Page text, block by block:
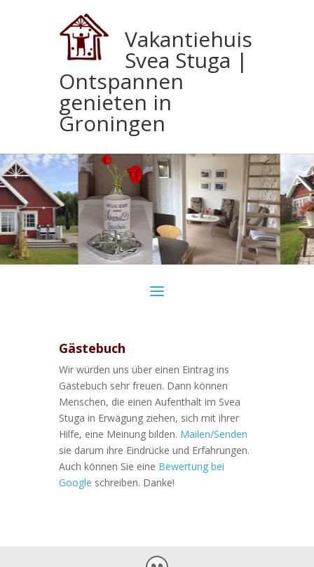
Vakantiehuis
Svea Stuga |
Ontspannen
genieten in
Groningen
Gästebuch
Wir würden uns über einen Eintrag ins
Gästebuch sehr freuen. Dann können
Menschen, die einen Aufenthalt im Svea
Stuga in Erwägung ziehen, sich mit ihrer
Hilfe, eine Meinung bilden. Mailen/Senden
sie darum ihre Eindrücke und Erfahrungen.
Auch können Sie eine Bewertung bei
Google schreiben. Danke!